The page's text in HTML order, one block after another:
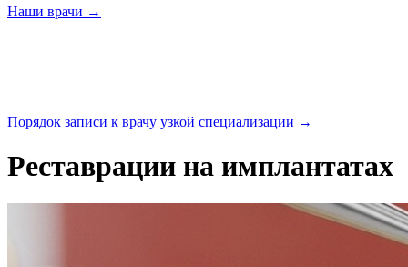
Наши врачи →
Порядок записи к врачу узкой специализации →
Реставрации на имплантатах